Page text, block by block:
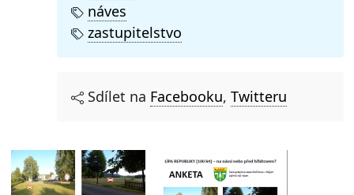
náves
zastupitelstvo
Sdílet na Facebooku, Twitteru